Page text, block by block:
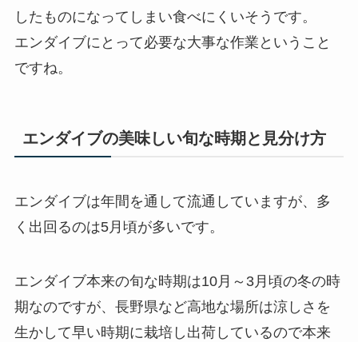
したものになってしまい食べにくいそうです。
エンダイブにとって必要な大事な作業ということ
ですね。
エンダイブの美味しい旬な時期と見分け方
エンダイブは年間を通して流通していますが、多
く出回るのは5月頃が多いです。
エンダイブ本来の旬な時期は10月～3月頃の冬の時
期なのですが、長野県など高地な場所は涼しさを
生かして早い時期に栽培し出荷しているので本来